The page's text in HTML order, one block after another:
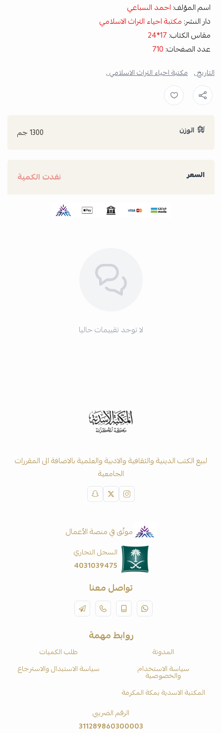
اسم المؤلف: احمد السباعي
دار النشر: مكتبة احياء التراث الاسلامي
مقاس الكتاب: 17*24
عدد الصفحات: 710
التاريخ , مكتبة احياء التراث الاسلامي ,
الوزن 1300 جم
السعر نفدت الكمية
لا توجد تقييمات حاليا
لبيع الكتب الدينية والثقافية والادبية والعلمية بالاضافة الى المقررات
الجامعية
موثّق في منصة الأعمال
السجل التجاري
4031039475
تواصل معنا
روابط مهمة
المدونة
طلب الكميات
سياسة الاستخدام
والخصوصية
سياسة الاستبدال والاسترجاع
المكتبة الاسدية بمكة المكرمة
الرقم الضريبي
311289860300003